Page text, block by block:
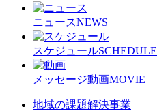
ニュースNEWS
スケジュールSCHEDULE
メッセージ動画MOVIE
地域の課題解決事業